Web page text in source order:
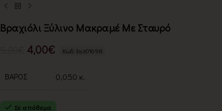
Βραχιόλι Ξύλινο Μακραμέ Με Σταυρό
4,00€ Κωδ: byz01698
ΒΆΡΟΣ 0,050 κ.
Σε απόθεμα